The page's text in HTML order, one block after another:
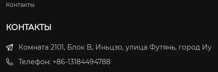
Контакты
КОНТАКТЫ
Комната 2101, Блок B, Иньцзо, улица Футянь, город Иу
Телефон: +86-13184494788